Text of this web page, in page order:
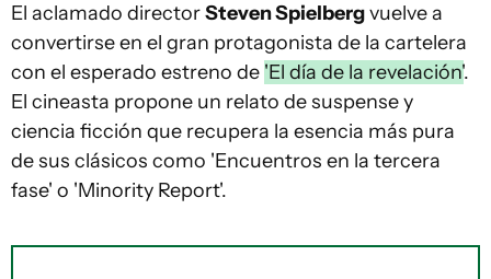
El aclamado directorSteven Spielbergvuelve a
convertirse en el gran protagonista de la cartelera
con el esperado estreno de 'El día de la revelación'.
El cineasta propone un relato de suspense y
ciencia ficción que recupera la esencia más pura
de sus clásicos como 'Encuentros en la tercera
fase' o 'Minority Report'.